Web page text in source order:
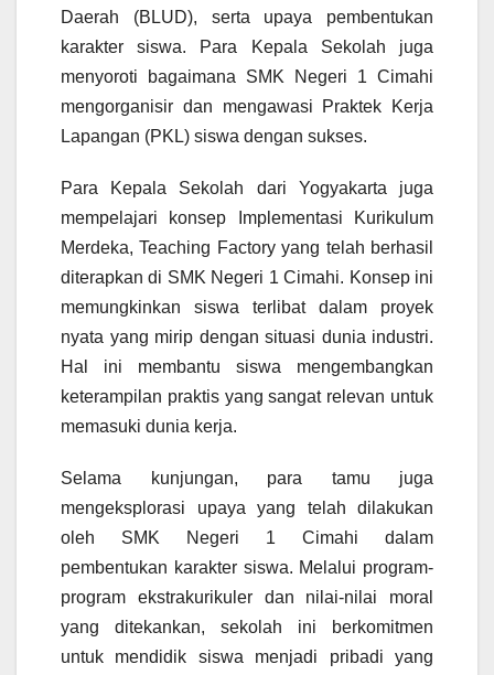
Daerah (BLUD), serta upaya pembentukan
karakter siswa. Para Kepala Sekolah juga
menyoroti bagaimana SMK Negeri 1 Cimahi
mengorganisir dan mengawasi Praktek Kerja
Lapangan (PKL) siswa dengan sukses.
Para Kepala Sekolah dari Yogyakarta juga
mempelajari konsep Implementasi Kurikulum
Merdeka, Teaching Factory yang telah berhasil
diterapkan di SMK Negeri 1 Cimahi. Konsep ini
memungkinkan siswa terlibat dalam proyek
nyata yang mirip dengan situasi dunia industri.
Hal ini membantu siswa mengembangkan
keterampilan praktis yang sangat relevan untuk
memasuki dunia kerja.
Selama kunjungan, para tamu juga
mengeksplorasi upaya yang telah dilakukan
oleh SMK Negeri 1 Cimahi dalam
pembentukan karakter siswa. Melalui program-
program ekstrakurikuler dan nilai-nilai moral
yang ditekankan, sekolah ini berkomitmen
untuk mendidik siswa menjadi pribadi yang